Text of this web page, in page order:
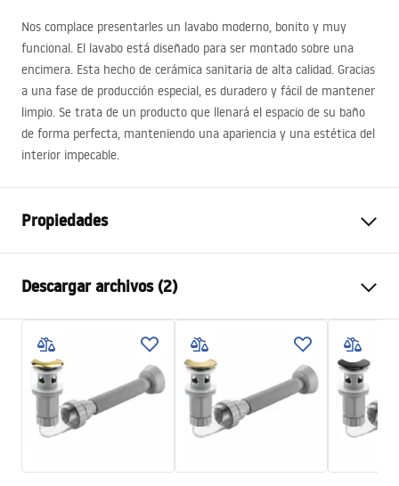
Nos complace presentarles un lavabo moderno, bonito y muy
funcional. El lavabo está diseñado para ser montado sobre una
encimera. Esta hecho de cerámica sanitaria de alta calidad. Gracias
a una fase de producción especial, es duradero y fácil de mantener
limpio. Se trata de un producto que llenará el espacio de su baño
de forma perfecta, manteniendo una apariencia y una estética del
interior impecable.
Propiedades
Material
Color
Blanco/Plateado
Acabado
Brillo, Cepillado
Longitud
360
Anchura
360mm
Altura
115
Descargar archivos (2)
Instrucciones de montaje
Condiciones de garantía